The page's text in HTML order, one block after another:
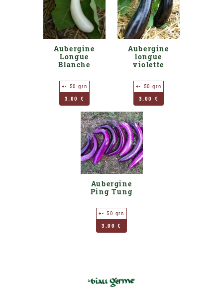
Aubergine
Longue
Blanche
+- 50 grn
3.00 €
Aubergine
longue
violette
+- 50 grn
3.00 €
Aubergine
Ping Tung
+- 50 grn
3.00 €